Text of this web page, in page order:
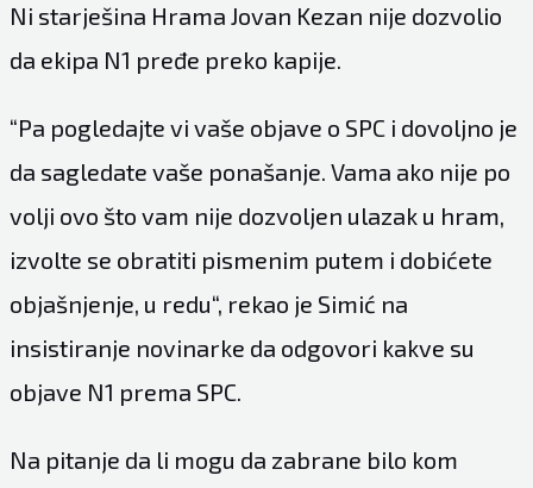
Ni starješina Hrama Jovan Kezan nije dozvolio
da ekipa N1 pređe preko kapije.
“Pa pogledajte vi vaše objave o SPC i dovoljno je
da sagledate vaše ponašanje. Vama ako nije po
volji ovo što vam nije dozvoljen ulazak u hram,
izvolte se obratiti pismenim putem i dobićete
objašnjenje, u redu“, rekao je Simić na
insistiranje novinarke da odgovori kakve su
objave N1 prema SPC.
Na pitanje da li mogu da zabrane bilo kom